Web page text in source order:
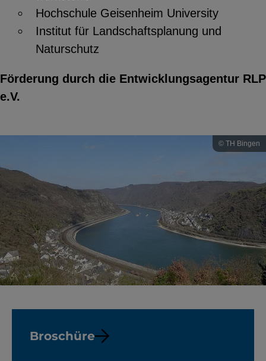
Hochschule Geisenheim University
Institut für Landschaftsplanung und
Naturschutz
Förderung durch die Entwicklungsagentur RLP
e.V.
© TH Bingen
Broschüre